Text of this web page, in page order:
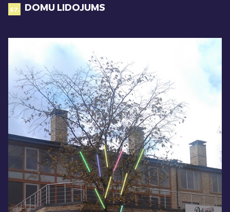
67. DOMU LIDOJUMS